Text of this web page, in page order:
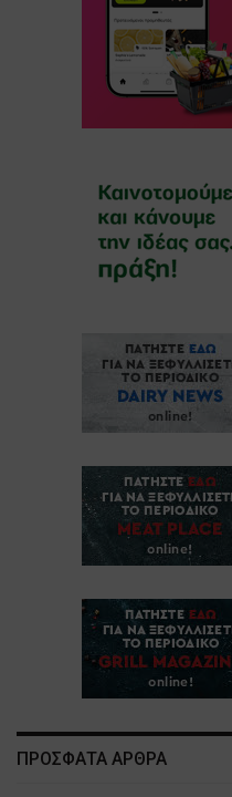
ΠΡΟΣΦΑΤΑ ΑΡΘΡΑ